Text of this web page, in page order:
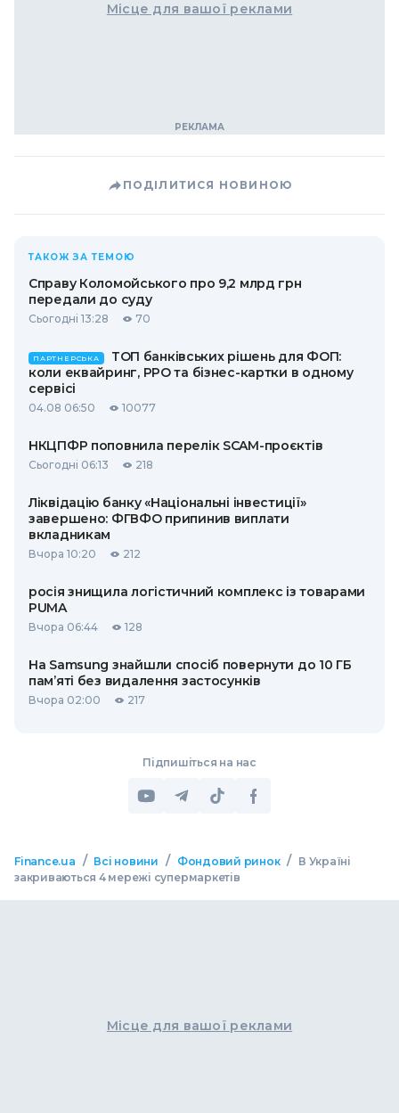
Місце для вашої реклами
ПОДІЛИТИСЯ НОВИНОЮ
ТАКОЖ ЗА ТЕМОЮ
Справу Коломойського про 9,2 млрд грн
передали до суду
Сьогодні 13:28 70
ПАРТНЕРСЬКА
ТОП банківських рішень для ФОП:
коли еквайринг, РРО та бізнес-картки в одному
сервісі
04.08 06:50 10077
НКЦПФР поповнила перелік SCAM-проєктів
Сьогодні 06:13 218
Ліквідацію банку «Національні інвестиції»
завершено: ФГВФО припинив виплати
вкладникам
Вчора 10:20 212
росія знищила логістичний комплекс із товарами
PUMA
Вчора 06:44 128
На Samsung знайшли спосіб повернути до 10 ГБ
пам’яті без видалення застосунків
Вчора 02:00 217
Підпишіться на нас
Finance.ua / Всі новини / Фондовий ринок / В Україні
закриваються 4 мережі супермаркетів
Місце для вашої реклами